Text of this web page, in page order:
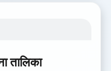
तालिका